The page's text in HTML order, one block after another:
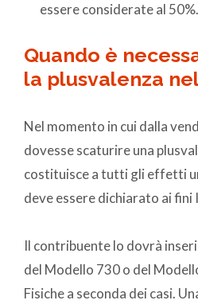
essere considerate al 50%.
Quando è
la plusvalenza
Nel momento in cui dalla
dovesse scaturire una
costituisce a tutti gli effetti
deve essere dichiarato ai fini
Il contribuente lo dovrà
del Modello 730 o del
Fisiche a seconda dei casi.